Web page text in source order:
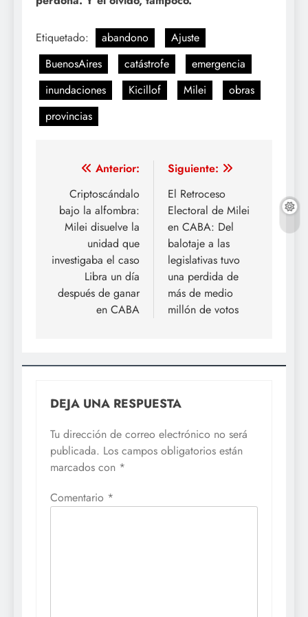
Etiquetado: abandono
Ajuste
BuenosAires
catástrofe
emergencia
inundaciones
Kicillof Milei
obras
provincias
Navegación
entradas
Anterior:
Criptoscándalo
bajo la alfombra:
Milei disuelve la
unidad que
investigaba el caso
Libra un día
después de ganar
en CABA
Siguiente:
El Retroceso
Electoral de Milei
en CABA: Del
balotaje a las
legislativas tuvo
una perdida de
más de medio
millón de votos
DEJA UNA RESPUESTA
Tu dirección de correo electrónico no será
publicada. Los campos obligatorios están
marcados con *
Comentario *